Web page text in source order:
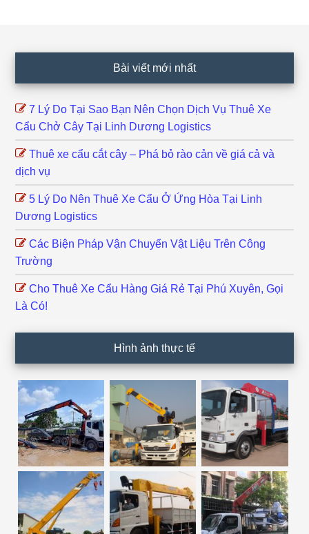
Bài viết mới nhất
7 Lý Do Tại Sao Bạn Nên Chọn Dịch Vụ Thuê Xe
Cẩu Chở Cây Tại Linh Dương Logistics
Thuê xe cẩu cắt cây – Phá bỏ rào cản về giá cả và
dịch vụ
5 Lý Do Nên Thuê Xe Cẩu Ở Ứng Hòa Tại Linh
Dương Logistics
Các Biện Pháp Vận Chuyển Vật Liệu Trên Công
Trường
Cho Thuê Xe Cẩu Hàng Giá Rẻ Tại Phú Xuyên, Gọi
Là Có!
Hình ảnh thực tế